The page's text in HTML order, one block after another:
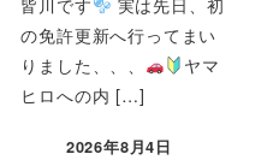
皆川です
実は先日、初
の免許更新へ行ってまい
りました、、、
ヤマ
ヒロへの内 […]
2026年8月4日